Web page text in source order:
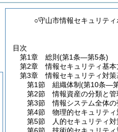
○守山市情報セキュリテ
目次
第1章
総則 (第1条―第5条)
第2章
情報セキュリティ基本
第3章
情報セキュリティ対策
第1節
組織体制(第10条―
第2節
情報資産の分類と管
第3節
情報システム全体
第4節
物理的セキュリティ
第5節
人的セキュリティ対